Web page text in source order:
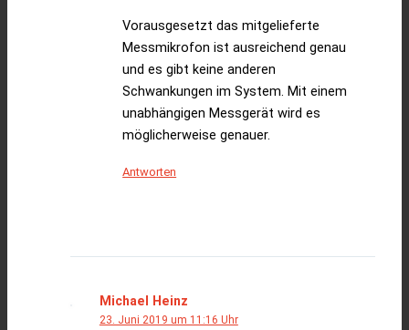
Vorausgesetzt das mitgelieferte
Messmikrofon ist ausreichend genau
und es gibt keine anderen
Schwankungen im System. Mit einem
unabhängigen Messgerät wird es
möglicherweise genauer.
Antworten
Michael Heinz
23. Juni 2019 um 11:16 Uhr